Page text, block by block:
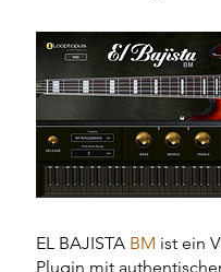
EL BAJISTA BM ist ein
Plugin mit